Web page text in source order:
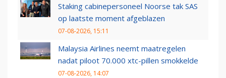
Staking cabinepersoneel Noorse tak SAS
op laatste moment afgeblazen
07-08-2026, 15:11
Malaysia Airlines neemt maatregelen
nadat piloot 70.000 xtc-pillen smokkelde
07-08-2026, 14:07